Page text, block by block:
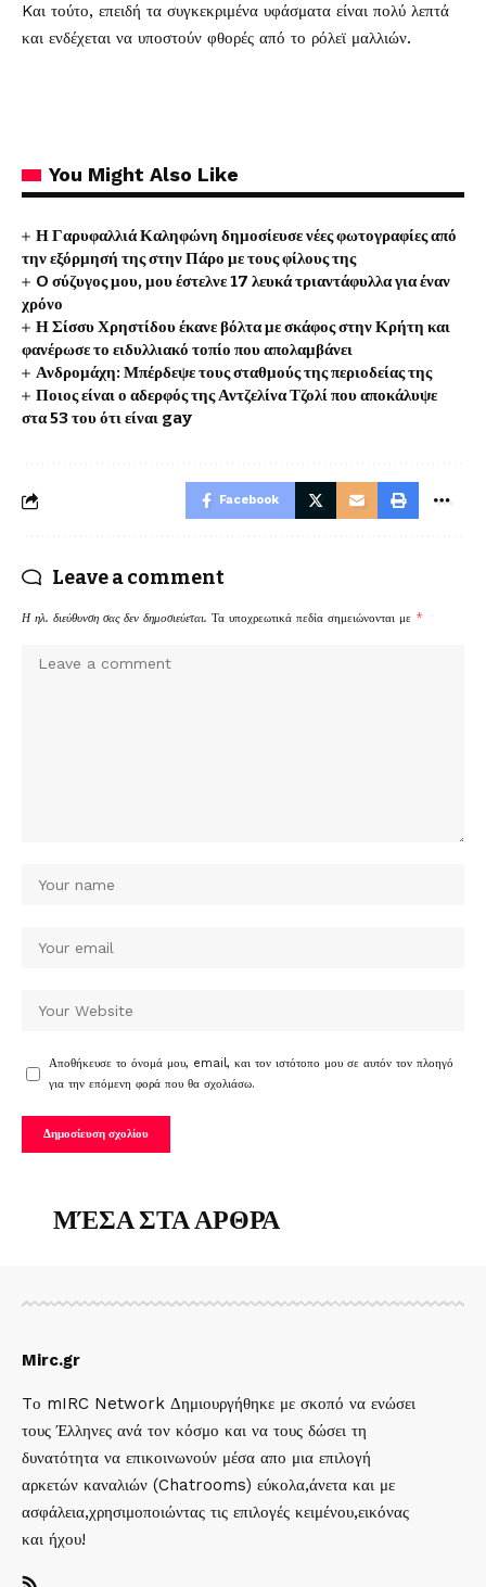
Kαι τούτο, επειδή τα συγκεκριμένα υφάσματα είναι πολύ λεπτά
και ενδέχεται να υποστούν φθορές από το ρόλεϊ μαλλιών.
You Might Also Like
Η Γαρυφαλλιά Καληφώνη δημοσίευσε νέες φωτογραφίες από
την εξόρμησή της στην Πάρο με τους φίλους της
O σύζυγος μου, μου έστελνε 17 λευκά τριαντάφυλλα για έναν
χρόνο
Η Σίσσυ Χρηστίδου έκανε βόλτα με σκάφος στην Κρήτη και
φανέρωσε το ειδυλλιακό τοπίο που απολαμβάνει
Ανδρομάχη: Μπέρδεψε τους σταθμούς της περιοδείας της
Ποιος είναι ο αδερφός της Αντζελίνα Τζολί που αποκάλυψε
στα 53 του ότι είναι gay
Facebook
Leave a comment
Η ηλ. διεύθυνση σας δεν δημοσιεύεται. Τα υποχρεωτικά πεδία σημειώνονται με *
Αποθήκευσε το όνομά μου, email, και τον ιστότοπο μου σε αυτόν τον πλοηγό
για την επόμενη φορά που θα σχολιάσω.
ΜΈΣΑ ΣΤΑ ΑΡΘΡΑ
Mirc.gr
Tο mIRC Network Δημιουργήθηκε με σκοπό να ενώσει
τους Έλληνες ανά τον κόσμο και να τους δώσει τη
δυνατότητα να επικοινωνούν μέσα απο μια επιλογή
αρκετών καναλιών (Chatrooms) εύκολα,άνετα και με
ασφάλεια,χρησιμοποιώντας τις επιλογές κειμένου,εικόνας
και ήχου!